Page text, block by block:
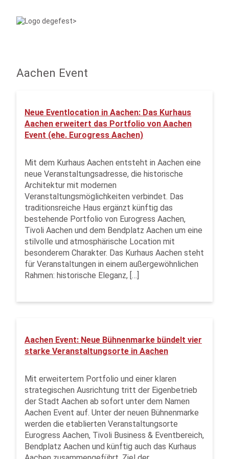
Aachen Event
Neue Eventlocation in Aachen: Das Kurhaus
Aachen erweitert das Portfolio von Aachen
Event (ehe. Eurogress Aachen)
Mit dem Kurhaus Aachen entsteht in Aachen eine
neue Veranstaltungsadresse, die historische
Architektur mit modernen
Veranstaltungsmöglichkeiten verbindet. Das
traditionsreiche Haus ergänzt künftig das
bestehende Portfolio von Eurogress Aachen,
Tivoli Aachen und dem Bendplatz Aachen um eine
stilvolle und atmosphärische Location mit
besonderem Charakter. Das Kurhaus Aachen steht
für Veranstaltungen in einem außergewöhnlichen
Rahmen: historische Eleganz, […]
Aachen Event: Neue Bühnenmarke bündelt vier
starke Veranstaltungsorte in Aachen
Mit erweitertem Portfolio und einer klaren
strategischen Ausrichtung tritt der Eigenbetrieb
der Stadt Aachen ab sofort unter dem Namen
Aachen Event auf. Unter der neuen Bühnenmarke
werden die etablierten Veranstaltungsorte
Eurogress Aachen, Tivoli Business & Eventbereich,
Bendplatz Aachen und künftig auch das Kurhaus